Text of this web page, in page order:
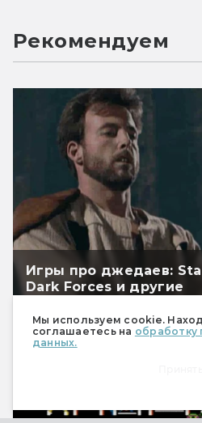
Мы используем cookie.
соглашаетесь на обработку
данных.
Рекомендуем
Игры про джедаев:
Dark Forces и другие